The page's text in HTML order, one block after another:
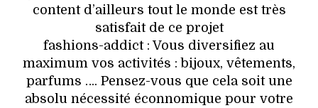
content d’ailleurs tout le monde est très
satisfait de ce projet
fashions-addict : Vous diversifiez au
maximum vos activités : bijoux, vêtements,
parfums …. Pensez-vous que cela soit une
absolu nécessité éconnomique pour votre